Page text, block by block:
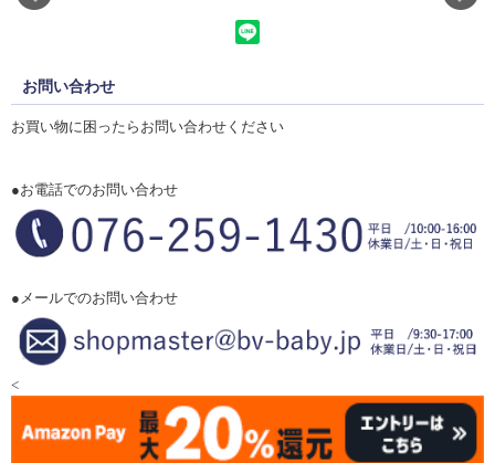
お問い合わせ
お買い物に困ったらお問い合わせください
●お電話でのお問い合わせ
●メールでのお問い合わせ
<